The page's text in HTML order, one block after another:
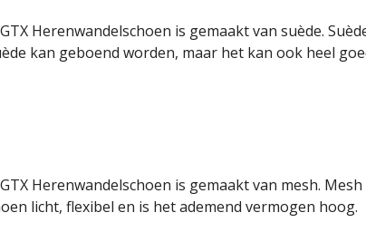
Herenwandelschoen is gemaakt van suède.
kan geboend worden, maar het kan ook heel
Herenwandelschoen is gemaakt van mesh.
licht, flexibel en is het ademend vermogen hoog.